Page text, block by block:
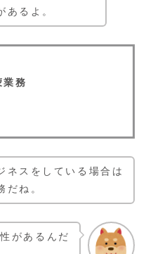
あるよ。
業務
ネスをしている場合は
だね。
があるんだ